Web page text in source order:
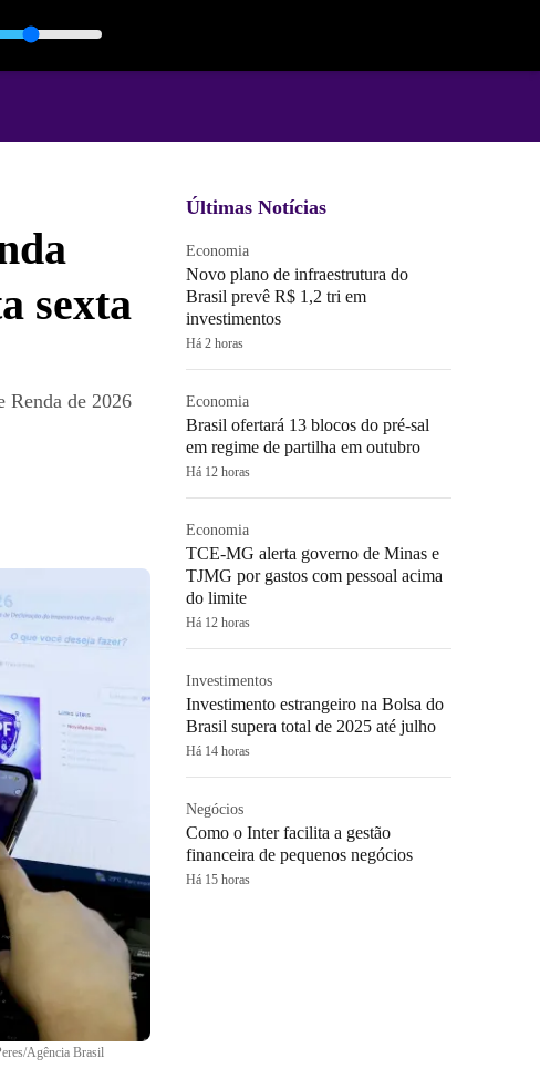
sexta
Renda de 2026
Agência Brasil
Últimas Notícias
Economia
Novo plano de infraestrutura do
Brasil prevê R$ 1,2 tri em
investimentos
Há 2 horas
Economia
Brasil ofertará 13 blocos do pré-sal
em regime de partilha em outubro
Há 12 horas
Economia
TCE-MG alerta governo de Minas e
TJMG por gastos com pessoal acima
do limite
Há 12 horas
Investimentos
Investimento estrangeiro na Bolsa do
Brasil supera total de 2025 até julho
Há 14 horas
Negócios
Como o Inter facilita a gestão
financeira de pequenos negócios
Há 15 horas